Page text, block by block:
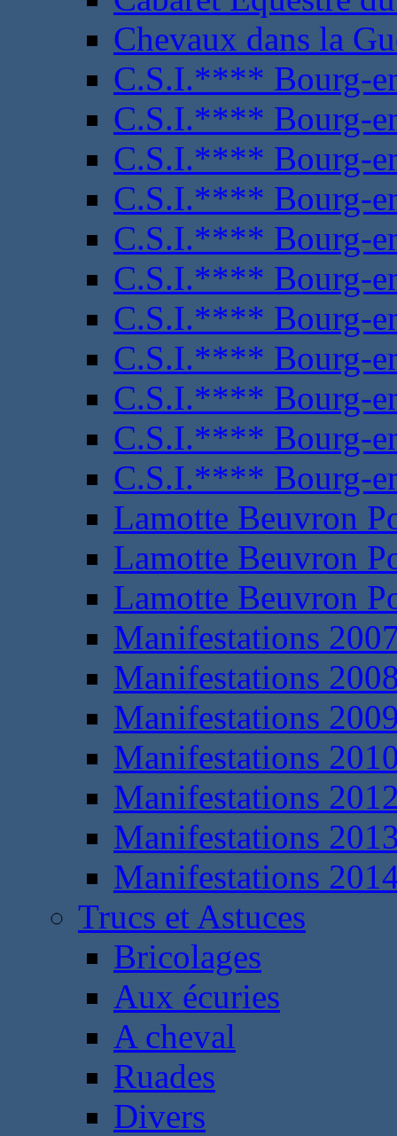
Chevaux dans la
C.S.I.**** Bourg-
C.S.I.**** Bourg-
C.S.I.**** Bourg-
C.S.I.**** Bourg-
C.S.I.**** Bourg-
C.S.I.**** Bourg-
C.S.I.**** Bourg-
C.S.I.**** Bourg-
C.S.I.**** Bourg-
C.S.I.**** Bourg-
C.S.I.**** Bourg-
Lamotte Beuvron
Lamotte Beuvron
Lamotte Beuvron
Manifestations
Manifestations
Manifestations
Manifestations
Manifestations
Manifestations
Manifestations
Trucs et Astuces
Bricolages
Aux écuries
A cheval
Ruades
Divers